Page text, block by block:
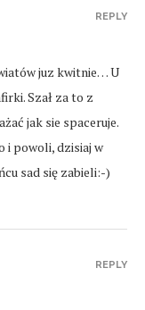
juz kwitnie… U
Szał za to z
jak sie spaceruje.
i powoli, dzisiaj w
sad się zabieli:-)
REPLY
REPLY